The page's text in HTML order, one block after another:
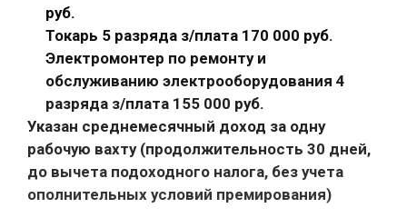
руб.
Токарь 5 разряда з/плата 170 000 руб.
Электромонтер по ремонту и
обслуживанию электрооборудования 4
разряда з/плата 155 000 руб.
Указан среднемесячный доход за одну
рабочую вахту (продолжительность 30 дней,
до вычета подоходного налога, без учета
ополнительных условий премирования)